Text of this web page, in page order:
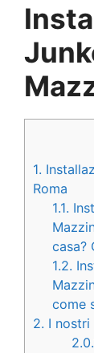
1.
Roma
1.1.
casa?
1.2.
come
2. I nostri